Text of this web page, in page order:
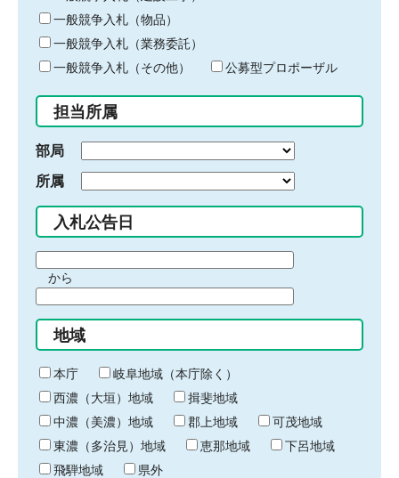
ー
ワ
ー
ド
入
力
一般競争入札（物品）
一般競争入札（業務委託）
一般競争入札（その他）
公募型プロポーザル
担当所属
部局
所属
入札公告日
間
始
り
から
間
終
わ
り
地域
本庁
岐阜地域（本庁除く）
西濃（大垣）地域
揖斐地域
中濃（美濃）地域
郡上地域
可茂地域
東濃（多治見）地域
恵那地域
下呂地域
飛騨地域
県外